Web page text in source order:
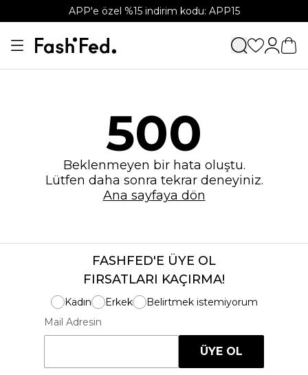
APP'e özel %15 indirim kodu: APP15
500
Beklenmeyen bir hata oluştu.
Lütfen daha sonra tekrar deneyiniz.
Ana sayfaya dön
FASHFED'E ÜYE OL
FIRSATLARI KAÇIRMA!
Kadın Erkek
Belirtmek istemiyorum
Mail Adresin
ÜYE OL